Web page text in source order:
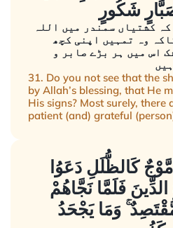
شَكُورٍ
کشتیاں سمندر میں اللہ
وہ تمہیں اپنی کچھ
اس میں ہر بڑے صابر و
31. Do you not see that the
by Allah’s blessing, that He
His signs? Most surely, there
patient (and) grateful
مَّوْجٌ كَالظُّلَلِ دَعَوُا
فَلَمَّا نَجَّاهُمْ
وَمَا يَجْحَدُ